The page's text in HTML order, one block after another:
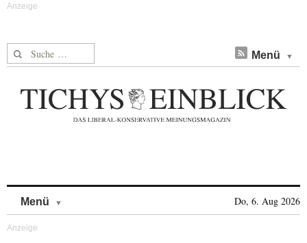
Suche nach: Menü
Menü Do, 6. Aug 2026